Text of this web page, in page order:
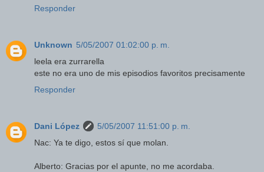
Responder
Unknown 5/05/2007 01:02:00 p. m.
leela era zurrarella
este no era uno de mis episodios favoritos precisamente
Responder
Dani López
5/05/2007 11:51:00 p. m.
Nac: Ya te digo, estos sí que molan.
Alberto: Gracias por el apunte, no me acordaba.